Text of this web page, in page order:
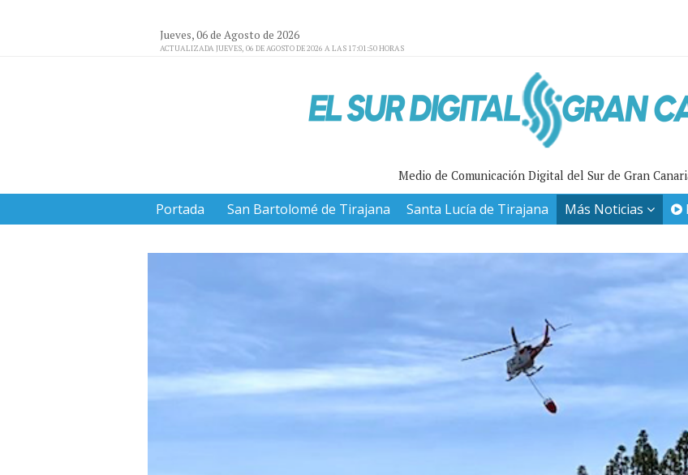
Jueves, 06 de Agosto de 2026
ACTUALIZADA JUEVES, 06 DE AGOSTO DE 2026 A LAS 17:01:50 HORAS
Medio de Comunicación Digital del Sur de Gran
Portada San Bartolomé de Tirajana Santa Lucía de Tirajana Más Noticias